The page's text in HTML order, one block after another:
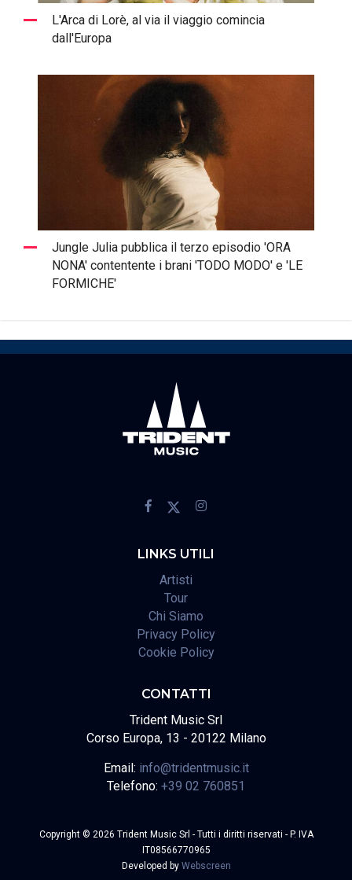
L'Arca di Lorè, al via il viaggio comincia
dall'Europa
Jungle Julia pubblica il terzo episodio 'ORA
NONA' contentente i brani 'TODO MODO' e 'LE
FORMICHE'
LINKS UTILI
Artisti
Tour
Chi Siamo
Privacy Policy
Cookie Policy
CONTATTI
Trident Music Srl
Corso Europa, 13 - 20122 Milano
Email: info@tridentmusic.it
Telefono: +39 02 760851
Copyright © 2026 Trident Music Srl - Tutti i diritti riservati - P. IVA
IT08566770965
Developed by Webscreen